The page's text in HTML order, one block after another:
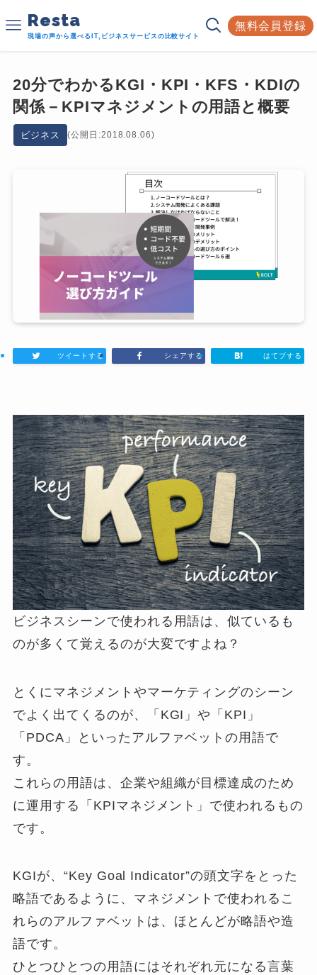
Resta
現場の声から選べるIT,ビジネスサービスの比較サイト
無料会員登録
20分でわかるKGI・KPI・KFS・KDIの
関係－KPIマネジメントの用語と概要
ビジネス (公開日:2018.08.06)
ツイートする シェアする はてブする
ビジネスシーンで使われる用語は、似ているも
のが多くて覚えるのが大変ですよね？
とくにマネジメントやマーケティングのシーン
でよく出てくるのが、「KGI」や「KPI」
「PDCA」といったアルファベットの用語で
す。
これらの用語は、企業や組織が目標達成のため
に運用する「KPIマネジメント」で使われるもの
です。
KGIが、“Key Goal Indicator”の頭文字をとった
略語であるように、マネジメントで使われるこ
れらのアルファベットは、ほとんどが略語や造
語です。
ひとつひとつの用語にはそれぞれ元になる言葉